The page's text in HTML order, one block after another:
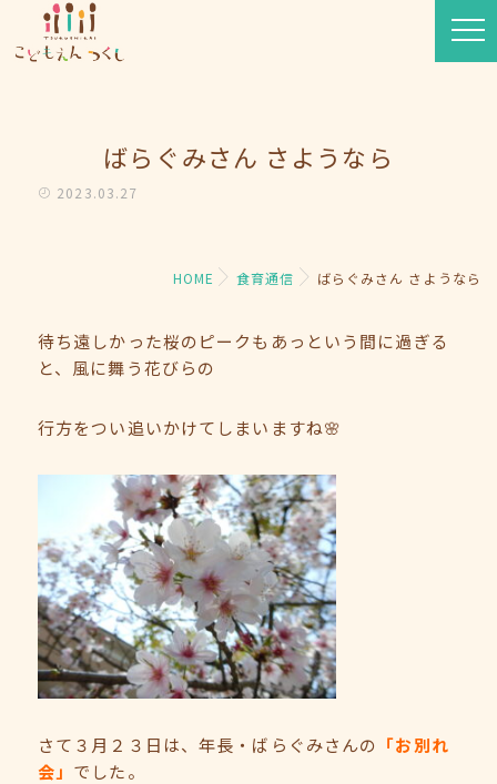
ばらぐみさん さようなら
2023.03.27
HOME 食育通信 ばらぐみさん さようなら
待ち遠しかった桜のピークもあっという間に過ぎる
と、風に舞う花びらの
行方をつい追いかけてしまいますね🌸
さて３月２３日は、年長・ばらぐみさんの 「お別れ
会」 でした。